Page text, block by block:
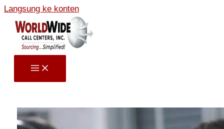
Langsung ke konten